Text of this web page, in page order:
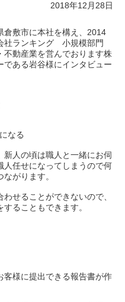
2018年12月28日
倉敷市に本社を構え、2014
社ランキング 小規模部門
不動産業を営んでおります株
ある岩谷様にインタビュー
なる
人の頃は職人と一緒にお伺
人任せになってしまうので何
がります。
せることができないので、
ることもできます。
様に提出できる報告書が作